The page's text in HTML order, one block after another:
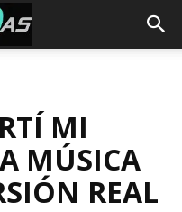
MI
MÚSICA
REAL